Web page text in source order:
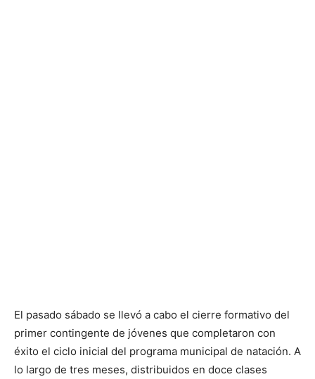
El pasado sábado se llevó a cabo el cierre formativo del
primer contingente de jóvenes que completaron con
éxito el ciclo inicial del programa municipal de natación. A
lo largo de tres meses, distribuidos en doce clases